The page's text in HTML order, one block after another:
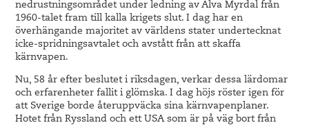
nedrustningsområdet under ledning av Alva Myrdal från
1960-talet fram till kalla krigets slut. I dag har en
överhängande majoritet av världens stater undertecknat
icke-spridningsavtalet och avstått från att skaffa
kärnvapen.
Nu, 58 år efter beslutet i riksdagen, verkar dessa lärdomar
och erfarenheter fallit i glömska. I dag höjs röster igen för
att Sverige borde återuppväcka sina kärnvapenplaner.
Hotet från Ryssland och ett USA som är på väg bort från